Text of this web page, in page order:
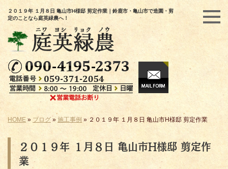
２０１９年 １月８日 亀山市H様邸 剪定作業｜鈴鹿市・亀山市で造園・剪
定のことなら庭英緑農へ！
HOME » ブログ » 施工事例 » ２０１９年 １月８日 亀山市H様邸 剪定作業
２０１９年 １月８日 亀山市H様邸 剪定作
業